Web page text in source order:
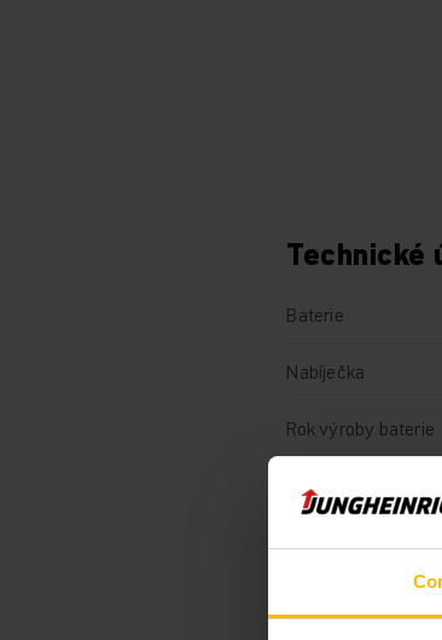
Technické
Baterie
Nabíječka
Rok výroby baterie
Rok
Nosnost